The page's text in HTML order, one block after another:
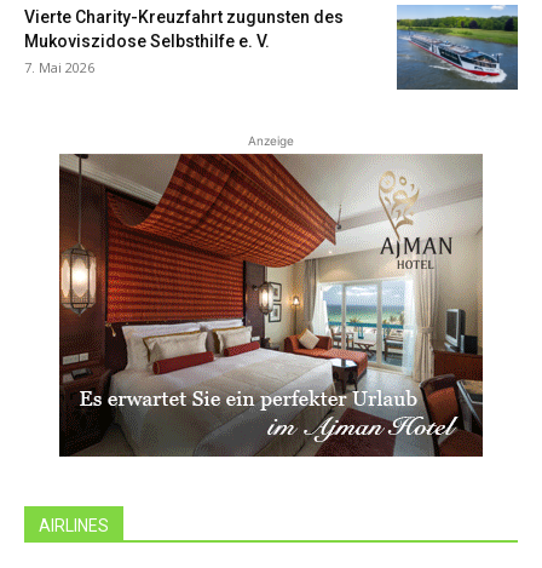
Vierte Charity-Kreuzfahrt zugunsten des
Mukoviszidose Selbsthilfe e. V.
7. Mai 2026
Anzeige
AIRLINES